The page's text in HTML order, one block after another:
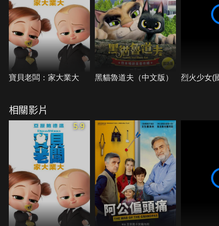
寶貝老闆：家大業大 黑貓魯道夫（中文版） 烈火少女(
相關影片
5.9